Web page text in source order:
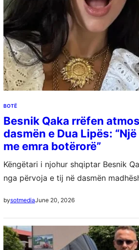
BOTË
Besnik Qaka rrëfen
dasmën e Dua Lipës:
me emra botërorë”
Këngëtari i njohur shqiptar Besnik
nga përvoja e tij në dasmën
bysotmediaJune 20, 2026